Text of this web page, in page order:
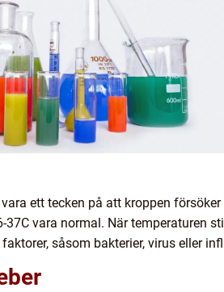
ett tecken på att kroppen
vara normal. När temperaturen
såsom bakterier, virus eller